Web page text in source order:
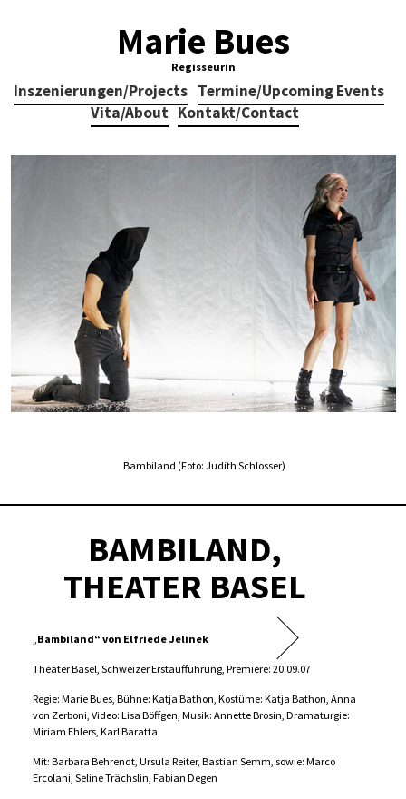
Marie Bues
Regisseurin
Inszenierungen/Projects Termine/Upcoming Events
Vita/About Kontakt/Contact
Bambiland (Foto: Judith Schlosser)
BAMBILAND,
THEATER BASEL
Bambiland“ von Elfriede Jelinek
Theater Basel, Schweizer Erstaufführung, Premiere: 20.09.07
Regie: Marie Bues, Bühne: Katja Bathon, Kostüme: Katja Bathon, Anna
von Zerboni, Video: Lisa Böffgen, Musik: Annette Brosin, Dramaturgie:
Miriam Ehlers, Karl Baratta
Mit: Barbara Behrendt, Ursula Reiter, Bastian Semm, sowie: Marco
Ercolani, Seline Trächslin, Fabian Degen